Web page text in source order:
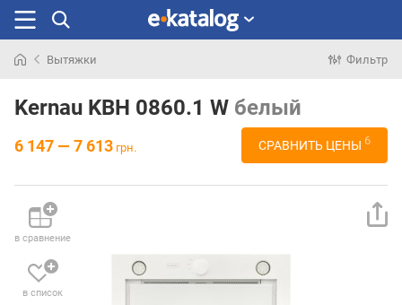
раньше
Вытяжки Фильтр
Kernau KBH 0860.1 W белый
6 147 — 7 613 грн. СРАВНИТЬ ЦЕНЫ 6
в сравнение
в список